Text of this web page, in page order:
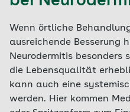
Wenn örtliche
ausreichende Besserung
Neurodermitis
die Lebensqualität
kann auch eine
werden. Hier kommen